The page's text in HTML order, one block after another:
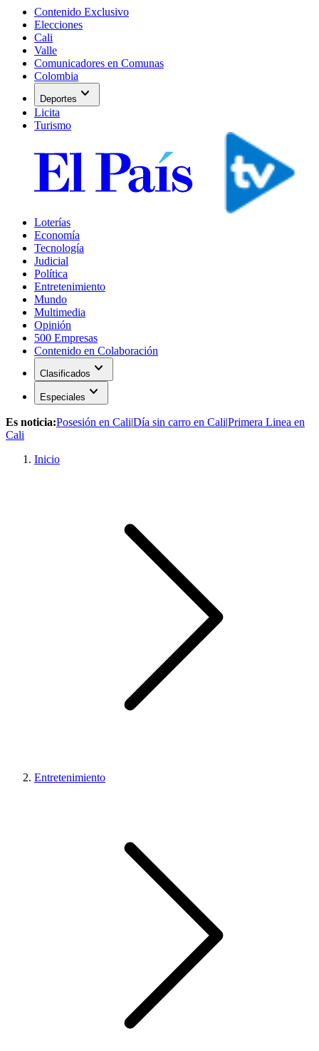
Contenido Exclusivo
Elecciones
Cali
Valle
Comunicadores en Comunas
Colombia
Deportes expand_more
Licita
Turismo
Loterías
Economía
Tecnología
Judicial
Política
Entretenimiento
Mundo
Multimedia
Opinión
500 Empresas
Contenido en Colaboración
Clasificados expand_more
Especiales expand_more
Es noticia:Posesión en Cali|Día sin carro en Cali|Primera Linea en
Cali
Inicio
Entretenimiento